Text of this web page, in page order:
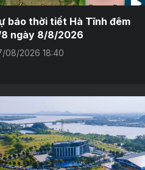
báo thời tiết Hà Tĩnh đêm
ngày 8/8/2026
08/2026 18:40